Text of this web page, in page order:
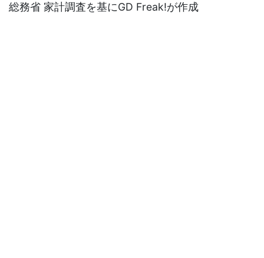
総務省 家計調査を基にGD Freak!が作成